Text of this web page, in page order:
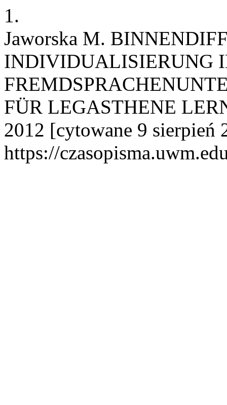
1.
Jaworska M.
INDIVIDUALISIERUNG
FÜR LEGASTHENE
2012 [cytowane 9
https://